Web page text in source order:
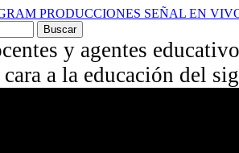
PRODUCCIONES SEÑAL EN
y agentes
cara a la educación del